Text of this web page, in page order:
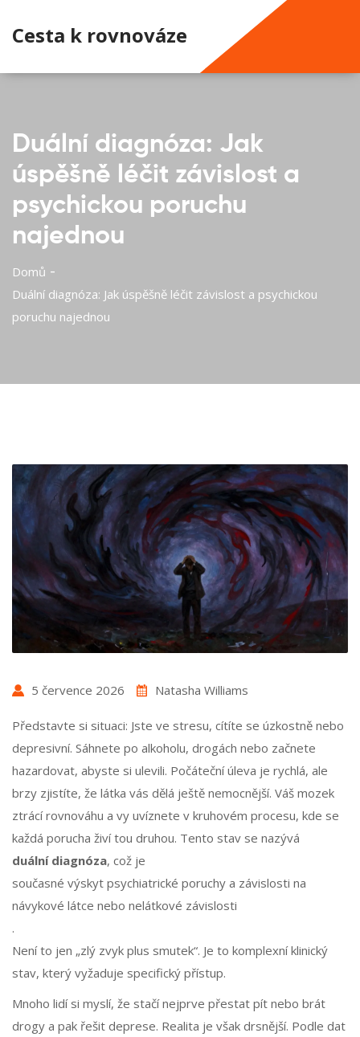
Cesta k rovnováze
Duální diagnóza: Jak
úspěšně léčit závislost a
psychickou poruchu
najednou
Domů
Duální diagnóza: Jak úspěšně léčit závislost a psychickou
poruchu najednou
5 července 2026 Natasha Williams
Představte si situaci: Jste ve stresu, cítíte se úzkostně nebo
depresivní. Sáhnete po alkoholu, drogách nebo začnete
hazardovat, abyste si ulevili. Počáteční úleva je rychlá, ale
brzy zjistíte, že látka vás dělá ještě nemocnější. Váš mozek
ztrácí rovnováhu a vy uvíznete v kruhovém procesu, kde se
každá porucha živí tou druhou. Tento stav se nazývá
duální diagnóza, což je
současné výskyt psychiatrické poruchy a závislosti na
návykové látce nebo nelátkové závislosti
.
Není to jen „zlý zvyk plus smutek“. Je to komplexní klinický
stav, který vyžaduje specifický přístup.
Mnoho lidí si myslí, že stačí nejprve přestat pít nebo brát
drogy a pak řešit deprese. Realita je však drsnější. Podle dat